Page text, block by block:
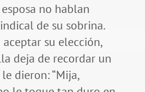
no hablan
de su sobrina.
su elección,
deja de recordar un
dieron: “Mija,